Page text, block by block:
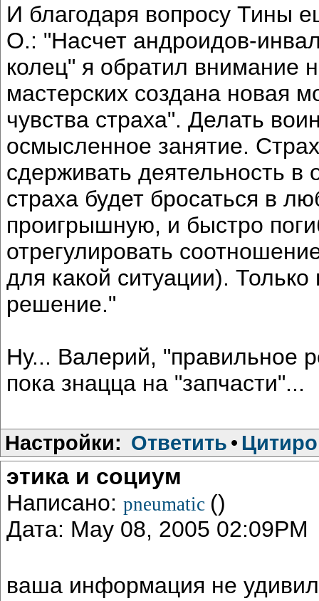
И благодаря вопросу Тины
О.: "Насчет андроидов-
колец" я обратил внимание
мастерских создана новая
чувства страха". Делать
осмысленное занятие.
сдерживать деятельность
страха будет бросаться в
проигрышную, и быстро
отрегулировать
для какой ситуации).
решение."
Ну... Валерий, "правильное
пока знацца на "запчасти"...
Настройки: Ответить •
этика и социум
Написано: pneumatic ()
Дата: May 08, 2005 02:09PM
ваша информация не